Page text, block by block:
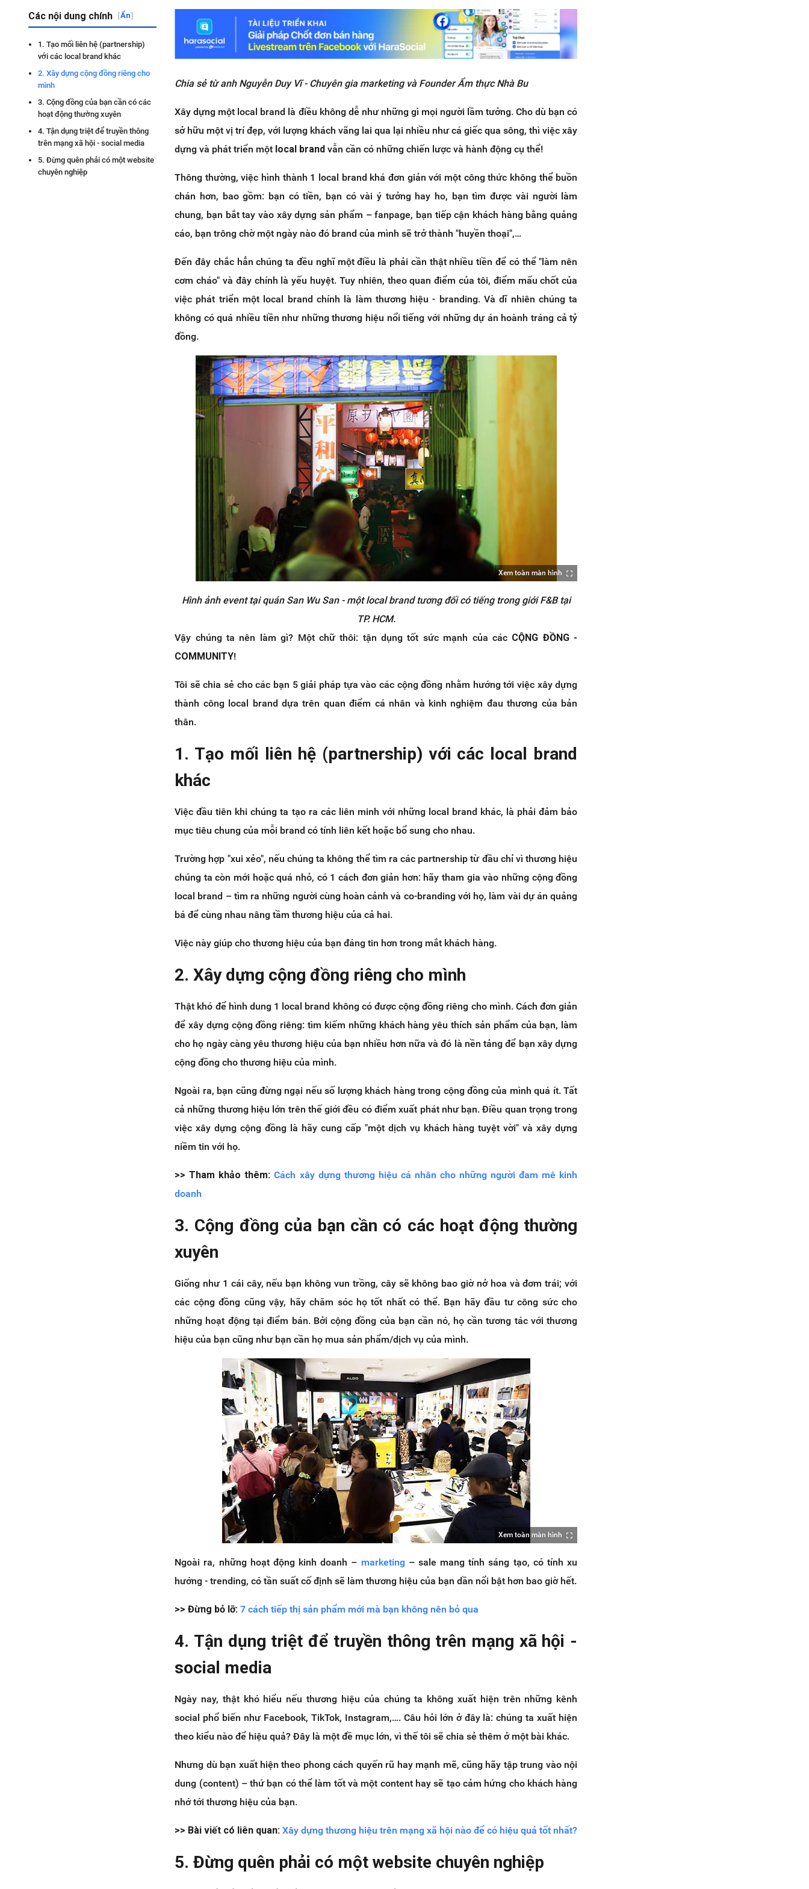
Các nội dung chính [Ẩn]
1. Tạo mối liên hệ (partnership)
với các local brand khác
2. Xây dựng cộng đồng riêng cho
mình
3. Cộng đồng của bạn cần có các
hoạt động thường xuyên
4. Tận dụng triệt để truyền thông
trên mạng xã hội - social media
5. Đừng quên phải có một website
chuyên nghiệp
Chia sẻ từ anh Nguyễn Duy Vĩ - Chuyên gia marketing và Founder Ẩm thực Nhà Bu
Xây dựng một local brand là điều không dễ như những gì mọi người lầm tưởng. Cho dù bạn có
sở hữu một vị trí đẹp, với lượng khách vãng lai qua lại nhiều như cá giếc qua sông, thì việc xây
dựng và phát triển một local brand vẫn cần có những chiến lược và hành động cụ thể!
Thông thường, việc hình thành 1 local brand khá đơn giản với một công thức không thể buồn
chán hơn, bao gồm: bạn có tiền, bạn có vài ý tưởng hay ho, bạn tìm được vài người làm
chung, bạn bắt tay vào xây dựng sản phẩm – fanpage, bạn tiếp cận khách hàng bằng quảng
cáo, bạn trông chờ một ngày nào đó brand của mình sẽ trở thành "huyền thoại",…
Đến đây chắc hẳn chúng ta đều nghĩ một điều là phải cần thật nhiều tiền để có thể "làm nên
cơm cháo" và đây chính là yếu huyệt. Tuy nhiên, theo quan điểm của tôi, điểm mấu chốt của
việc phát triển một local brand chính là làm thương hiệu - branding. Và dĩ nhiên chúng ta
không có quá nhiều tiền như những thương hiệu nổi tiếng với những dự án hoành tráng cả tỷ
đồng.
Xem toàn màn hình
Hình ảnh event tại quán San Wu San - một local brand tương đối có tiếng trong giới F&B tại
TP. HCM.
Vậy chúng ta nên làm gì? Một chữ thôi: tận dụng tốt sức mạnh của các CỘNG ĐỒNG -
COMMUNITY!
Tôi sẽ chia sẻ cho các bạn 5 giải pháp tựa vào các cộng đồng nhằm hướng tới việc xây dựng
thành công local brand dựa trên quan điểm cá nhân và kinh nghiệm đau thương của bản
thân.
1. Tạo mối liên hệ (partnership) với các local brand
khác
Việc đầu tiên khi chúng ta tạo ra các liên minh với những local brand khác, là phải đảm bảo
mục tiêu chung của mỗi brand có tính liên kết hoặc bổ sung cho nhau.
Trường hợp "xui xẻo", nếu chúng ta không thể tìm ra các partnership từ đầu chỉ vì thương hiệu
chúng ta còn mới hoặc quá nhỏ, có 1 cách đơn giản hơn: hãy tham gia vào những cộng đồng
local brand – tìm ra những người cùng hoàn cảnh và co-branding với họ, làm vài dự án quảng
bá để cùng nhau nâng tầm thương hiệu của cả hai.
Việc này giúp cho thương hiệu của bạn đáng tin hơn trong mắt khách hàng.
2. Xây dựng cộng đồng riêng cho mình
Thật khó để hình dung 1 local brand không có được cộng đồng riêng cho mình. Cách đơn giản
để xây dựng cộng đồng riêng: tìm kiếm những khách hàng yêu thích sản phẩm của bạn, làm
cho họ ngày càng yêu thương hiệu của bạn nhiều hơn nữa và đó là nền tảng để bạn xây dựng
cộng đồng cho thương hiệu của mình.
Ngoài ra, bạn cũng đừng ngại nếu số lượng khách hàng trong cộng đồng của mình quá ít. Tất
cả những thương hiệu lớn trên thế giới đều có điểm xuất phát như bạn. Điều quan trọng trong
việc xây dựng cộng đồng là hãy cung cấp "một dịch vụ khách hàng tuyệt vời" và xây dựng
niềm tin với họ.
>> Tham khảo thêm: Cách xây dựng thương hiệu cá nhân cho những người đam mê kinh
doanh
3. Cộng đồng của bạn cần có các hoạt động thường
xuyên
Giống như 1 cái cây, nếu bạn không vun trồng, cây sẽ không bao giờ nở hoa và đơm trái; với
các cộng đồng cũng vậy, hãy chăm sóc họ tốt nhất có thể. Bạn hãy đầu tư công sức cho
những hoạt động tại điểm bán. Bởi cộng đồng của bạn cần nó, họ cần tương tác với thương
hiệu của bạn cũng như bạn cần họ mua sản phẩm/dịch vụ của mình.
Xem toàn màn hình
Ngoài ra, những hoạt động kinh doanh – marketing – sale mang tính sáng tạo, có tính xu
hướng - trending, có tần suất cố định sẽ làm thương hiệu của bạn dần nổi bật hơn bao giờ hết.
>> Đừng bỏ lỡ: 7 cách tiếp thị sản phẩm mới mà bạn không nên bỏ qua
4. Tận dụng triệt để truyền thông trên mạng xã hội -
social media
Ngày nay, thật khó hiểu nếu thương hiệu của chúng ta không xuất hiện trên những kênh
social phổ biến như Facebook, TikTok, Instagram,…. Câu hỏi lớn ở đây là: chúng ta xuất hiện
theo kiểu nào để hiệu quả? Đây là một đề mục lớn, vì thế tôi sẽ chia sẻ thêm ở một bài khác.
Nhưng dù bạn xuất hiện theo phong cách quyến rũ hay mạnh mẽ, cũng hãy tập trung vào nội
dung (content) – thứ bạn có thể làm tốt và một content hay sẽ tạo cảm hứng cho khách hàng
nhớ tới thương hiệu của bạn.
>> Bài viết có liên quan: Xây dựng thương hiệu trên mạng xã hội nào để có hiệu quả tốt nhất?
5. Đừng quên phải có một website chuyên nghiệp